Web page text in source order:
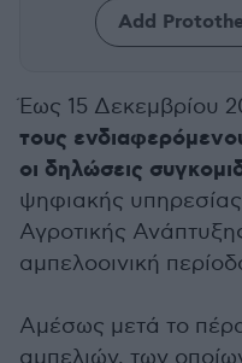
Add
Έως 15 Δεκεμβρίου
τους
οι δηλώσεις
ψηφιακής
Αγροτικής
αμπελοοινική
Αμέσως μετά το
αμπελιών, των